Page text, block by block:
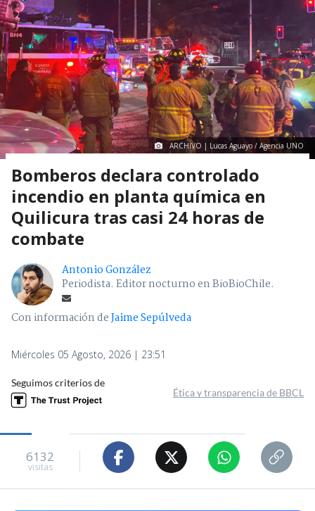
ARCHIVO | Lucas Aguayo / Agencia UNO
Bomberos declara controlado
incendio en planta química en
Quilicura tras casi 24 horas de
combate
Antonio González
Periodista. Editor nocturno en BioBioChile.
Con información deJaime Sepúlveda
Miércoles 05 Agosto, 2026 | 23:51
Seguimos criterios de
Ética y transparencia de BBCL
6132
visitas